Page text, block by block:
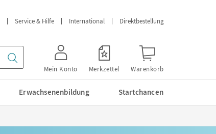
Service & Hilfe International Direktbestellung
Mein Konto Merkzettel Warenkorb
Erwachsenenbildung Startchancen